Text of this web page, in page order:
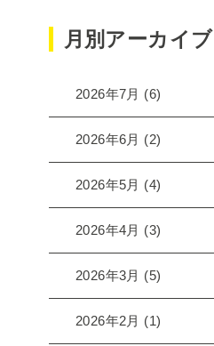
月別アーカイブ
2026年7月 (6)
2026年6月 (2)
2026年5月 (4)
2026年4月 (3)
2026年3月 (5)
2026年2月 (1)